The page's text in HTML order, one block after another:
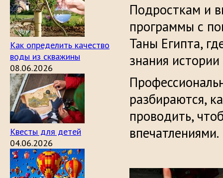
Как определить качество
воды из скважины
08.06.2026
Квесты для детей
04.06.2026
Подросткам и
программы с
Таны Египта,
знания
разбираются,
проводить,
впечатлениями.